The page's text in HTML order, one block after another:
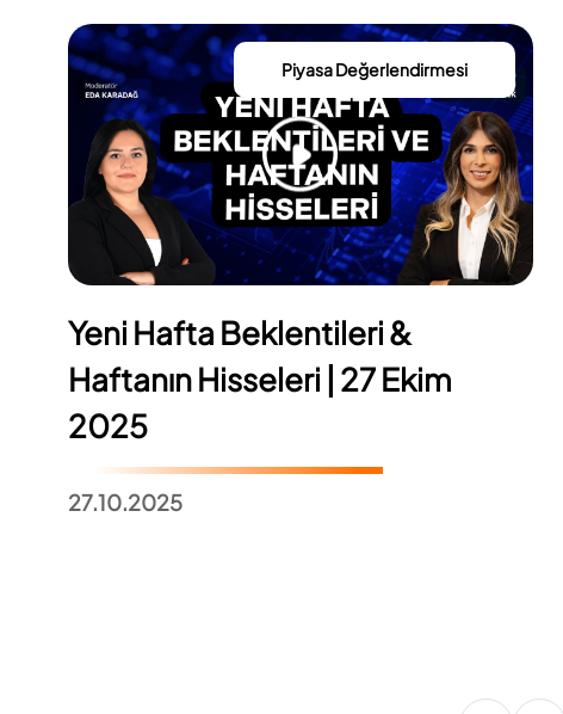
Piyasa Değerlendirmesi
Yeni Hafta Beklentileri &
Haftanın Hisseleri | 27 Ekim
2025
27.10.2025